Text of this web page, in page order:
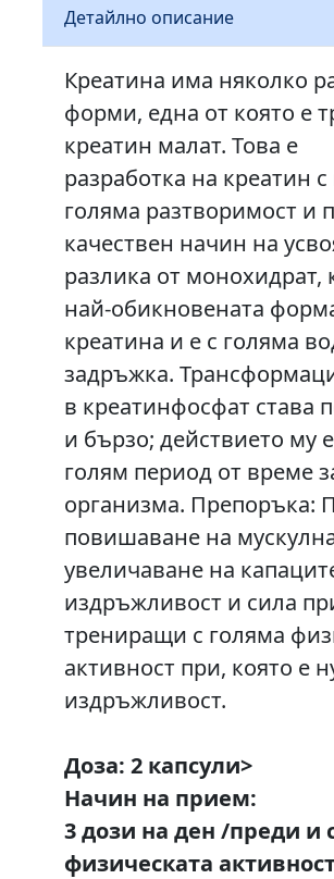
Детайлно описание
Креатина има няколко
форми, една от която е
креатин малат. Това е
разработка на креатин с
голяма разтворимост и
качествен начин на
разлика от монохидрат,
най-обикновената
креатина и е с голяма
задръжка.
в креатинфосфат става
и бързо; действието му
голям период от време
организма. Препоръка:
повишаване на
увеличаване на
издръжливост и сила
трениращи с голяма
активност при, която е
издръжливост.
Доза: 2 капсули>
Начин на прием:
3 дози на ден /преди и
физическата